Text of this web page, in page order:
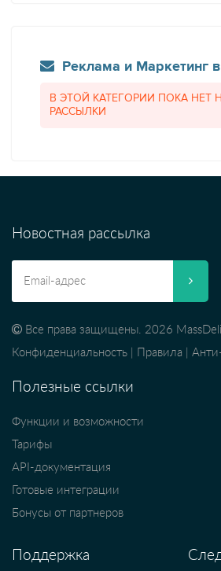
Реклама и Маркетинг
В ЭТОЙ КАТЕГОРИИ ПОКА НЕТ
РАССЫЛКИ
Новостная рассылка
Все права защищены. 2026
Конфиденциальность
Правила
Полезные ссылки
Функции и возможности
Тарифы
API-документация
Готовые интеграции
Бонусы от партнеров
Поддержка